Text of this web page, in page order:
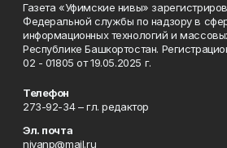
Газета «Уфимские нивы»
Федеральной службы по надзору в
информационных технологий и
Республике Башкортостан.
02 - 01805 от 19.05.2025 г.
Телефон
273-92-34 – гл. редактор
Эл. почта
nivanp@mail.ru